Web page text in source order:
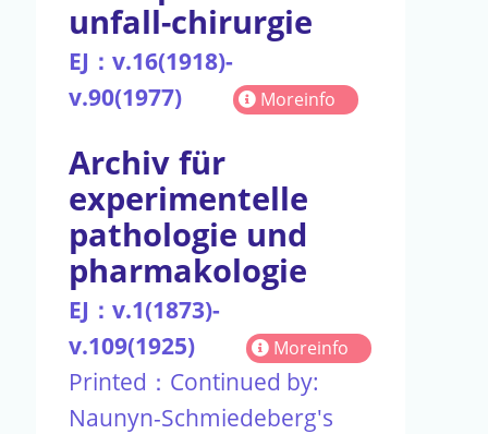
unfall-chirurgie
EJ：v.16(1918)-
v.90(1977)
Moreinfo
Archiv für
experimentelle
pathologie und
pharmakologie
EJ：v.1(1873)-
v.109(1925)
Moreinfo
Printed：Continued by:
Naunyn-Schmiedeberg's